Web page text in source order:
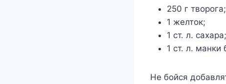
250 г творога;
1 желток;
1 ст. л. сахара;
1 ст. л. манки
Не бойся